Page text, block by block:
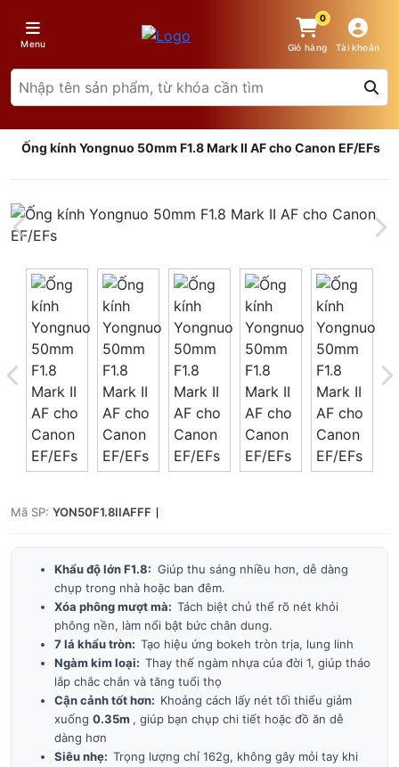
Menu
0
Giỏ hàng Tài khoản
Ống kính Yongnuo 50mm F1.8 Mark II AF cho Canon EF/EFs
Mã SP: YON50F1.8IIAFFF
Khẩu độ lớn F1.8: Giúp thu sáng nhiều hơn, dễ dàng
chụp trong nhà hoặc ban đêm.
Xóa phông mượt mà: Tách biệt chủ thể rõ nét khỏi
phông nền, làm nổi bật bức chân dung.
7 lá khẩu tròn: Tạo hiệu ứng bokeh tròn trịa, lung linh
Ngàm kim loại: Thay thế ngàm nhựa của đời 1, giúp tháo
lắp chắc chắn và tăng tuổi thọ
Cận cảnh tốt hơn: Khoảng cách lấy nét tối thiểu giảm
xuống 0.35m , giúp bạn chụp chi tiết hoặc đồ ăn dễ
dàng hơn
Siêu nhẹ: Trọng lượng chỉ 162g, không gây mỏi tay khi
Giá trên 1SP x0 đ
Tổng giá
0 đ